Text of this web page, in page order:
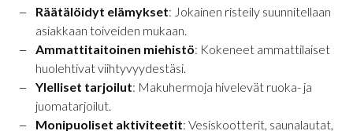
Räätälöidyt elämykset: Jokainen risteily suunnitellaan
asiakkaan toiveiden mukaan.
Ammattitaitoinen miehistö: Kokeneet ammattilaiset
huolehtivat viihtyvyydestäsi.
Ylelliset tarjoilut: Makuhermoja hivelevät ruoka- ja
juomatarjoilut.
Monipuoliset aktiviteetit: Vesiskootterit, saunalautat,